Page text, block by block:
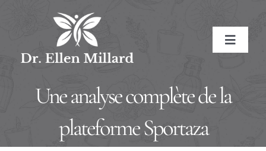
Toggle
Une analyse complète de la
plateforme Sportaza